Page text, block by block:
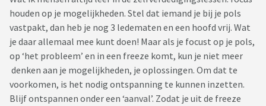
houden op je mogelijkheden. Stel dat iemand je bij je pols
vastpakt, dan heb je nog 3 ledematen en een hoofd vrij. Wat
je daar allemaal mee kunt doen! Maar als je focust op je pols,
op ‘het probleem’ en in een freeze komt, kun je niet meer
denken aan je mogelijkheden, je oplossingen. Om dat te
voorkomen, is het nodig ontspanning te kunnen inzetten.
Blijf ontspannen onder een ‘aanval’. Zodat je uit de freeze